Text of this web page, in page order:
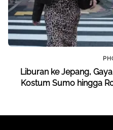
Liburan ke Jepang,
Kostum Sumo hingga